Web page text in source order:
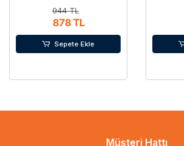
944 TL
878 TL
Sepete Ekle
Müşteri Hattı